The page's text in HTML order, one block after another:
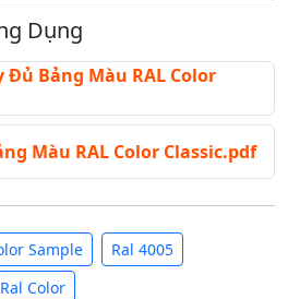
Dụng
Đủ Bảng Màu RAL Color
Màu RAL Color Classic.pdf
Sample
Ral 4005
Ral Color